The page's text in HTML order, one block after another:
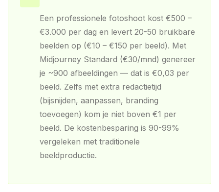
Een professionele fotoshoot kost €500 –
€3.000 per dag en levert 20-50 bruikbare
beelden op (€10 – €150 per beeld). Met
Midjourney Standard (€30/mnd) genereer
je ~900 afbeeldingen — dat is €0,03 per
beeld. Zelfs met extra redactietijd
(bijsnijden, aanpassen, branding
toevoegen) kom je niet boven €1 per
beeld. De kostenbesparing is 90-99%
vergeleken met traditionele
beeldproductie.